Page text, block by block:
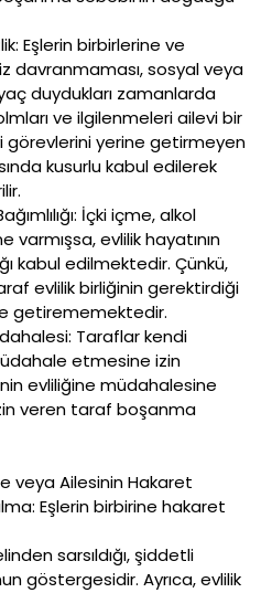
Eşlerin birbirlerine ve
davranmaması, sosyal veya
duydukları zamanlarda
ve ilgilenmeleri ailevi bir
görevlerini yerine getirmeyen
kusurlu kabul edilerek
İçki içme, alkol
varmışsa, evlilik hayatının
kabul edilmektedir. Çünkü,
evlilik birliğinin gerektirdiği
getirememektedir.
Taraflar kendi
etmesine izin
evliliğine müdahalesine
veren taraf boşanma
veya Ailesinin Hakaret
Eşlerin birbirine hakaret
sarsıldığı, şiddetli
göstergesidir. Ayrıca, evlilik